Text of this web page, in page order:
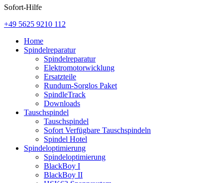
Sofort-Hilfe
+49 5625 9210 112
Home
Spindelreparatur
Spindelreparatur
Elektromotorwicklung
Ersatzteile
Rundum-Sorglos Paket
SpindleTrack
Downloads
Tauschspindel
Tauschspindel
Sofort Verfügbare Tauschspindeln
Spindel Hotel
Spindeloptimierung
Spindeloptimierung
BlackBoy I
BlackBoy II